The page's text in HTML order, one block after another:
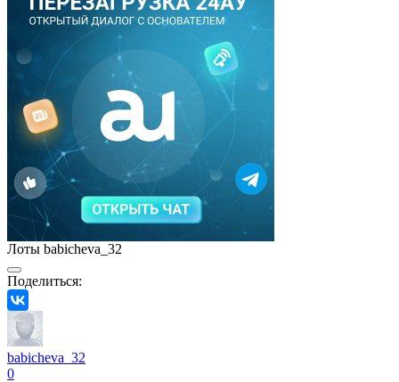
Лоты babicheva_32
Поделиться:
babicheva_32
0